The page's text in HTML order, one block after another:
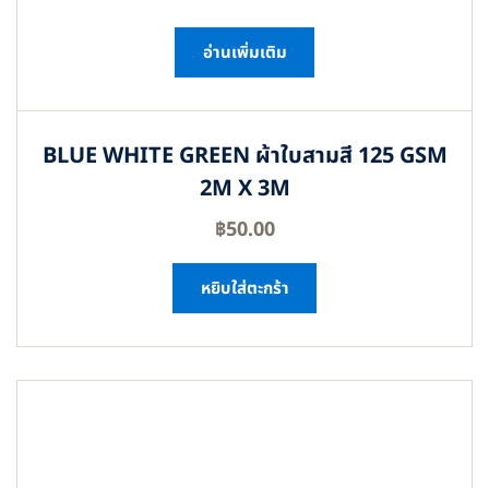
อ่านเพิ่มเติม
BLUE WHITE GREEN ผ้าใบสามสี 125 GSM
2M X 3M
฿50.00
หยิบใส่ตะกร้า